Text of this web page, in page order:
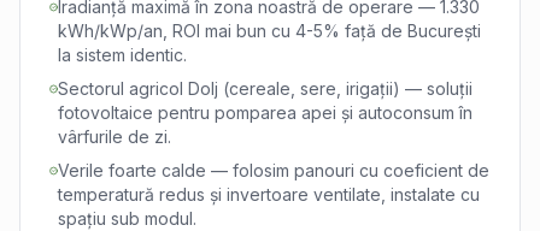
Iradianță maximă în zona noastră de operare — 1.330
kWh/kWp/an, ROI mai bun cu 4-5% față de București
la sistem identic.
Sectorul agricol Dolj (cereale, sere, irigații) — soluții
fotovoltaice pentru pomparea apei și autoconsum în
vârfurile de zi.
Verile foarte calde — folosim panouri cu coeficient de
temperatură redus și invertoare ventilate, instalate cu
spațiu sub modul.